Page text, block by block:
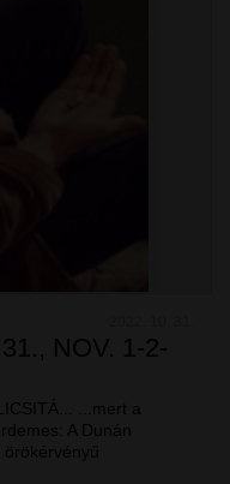
NOV. 1-2-
...mert a
A Dunán